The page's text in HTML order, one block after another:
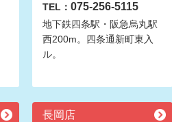
TEL： 075-256-5115
地下鉄四条駅・阪急烏丸駅
西200m。四条通新町東入
ル。
長岡店